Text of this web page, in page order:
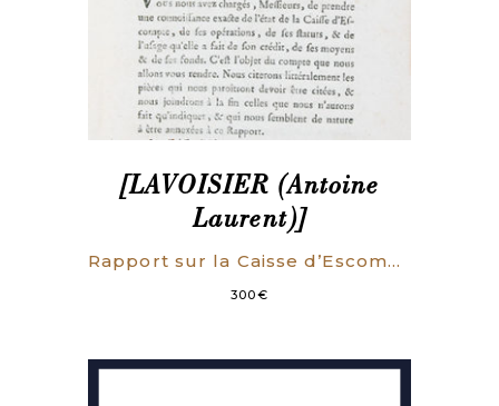
[LAVOISIER (Antoine
Laurent)]
Rapport sur la Caisse d’Escompte, fait à l’Assemblée nationale, le 4 décembre par ses commissaires, et imprimé sous ses ordres.
300€